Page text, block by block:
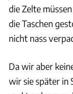
die Zelte
die Taschen
nicht nass
Da wir aber
wir sie später in